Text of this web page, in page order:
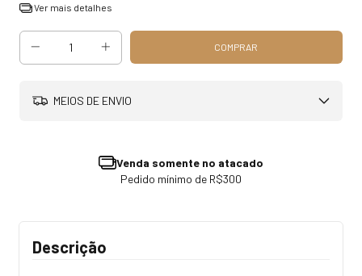
Ver mais detalhes
MEIOS DE ENVIO
Venda somente no atacado
Pedido mínimo de R$300
Descrição